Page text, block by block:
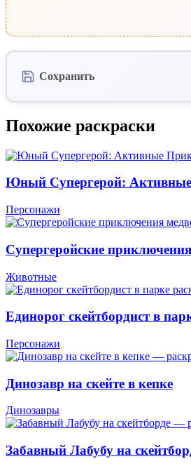
Сохранить
Похожие раскраски
Юный Супергерой:
Персонажи
Супергеройские
Животные
Единорог скейтбордист в
Персонажи
Динозавр на скейте в кепке
Динозавры
Забавный Лабубу на